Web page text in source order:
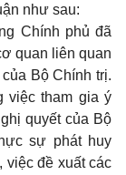
như sau:
Chính phủ đã
quan liên quan
Bộ Chính trị.
việc tham gia ý
quyết của Bộ
sự phát huy
việc đề xuất các